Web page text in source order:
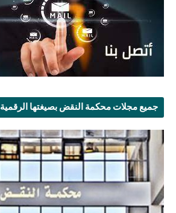
جميع مجلات محكمة النقض بصيغتها الرقمية